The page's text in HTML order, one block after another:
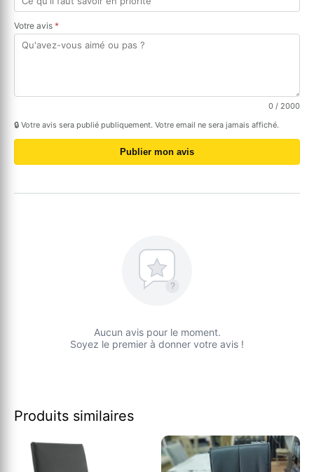
Votre avis *
0 / 2000
🔒 Votre avis sera publié publiquement. Votre email ne sera jamais affiché.
Publier mon avis
?
Aucun avis pour le moment.
Soyez le premier à donner votre avis !
Produits similaires